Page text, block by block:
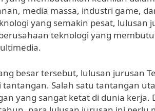
media massa, industri game,
yang semakin pesat, lulusan
teknologi yang
besar tersebut, lulusan jurusan
Salah satu tantangan
yang sangat ketat di dunia kerja.